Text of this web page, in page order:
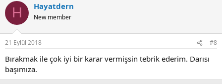
H Hayatdern
New member
21 Eylül 2018 #8
Bırakmak ile çok iyi bir karar vermişsin tebrik ederim. Darısı
başımıza.